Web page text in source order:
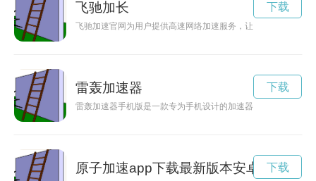
飞驰加长
飞驰加速官网为用户提供高速网络加速服务，让您畅享无界网络
下载
雷轰加速器
雷轰加速器手机版是一款专为手机设计的加速器软件，能够有
下载
原子加速app下载最新版本安卓苹果
下载